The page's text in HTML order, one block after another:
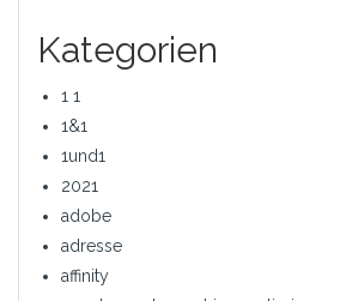
Kategorien
1 1
1&1
1und1
2021
adobe
adresse
affinity